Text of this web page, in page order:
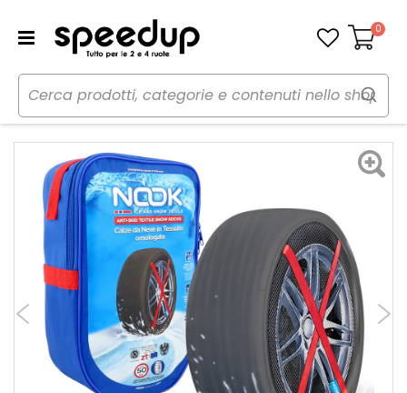
Carrello
0
Home Auto Inverno
Catene neve
Calze da neve in tessuto